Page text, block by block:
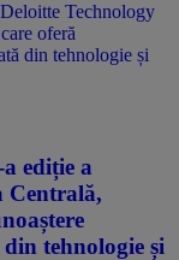
Technology
oferă
din tehnologie și
ediție a
Centrală,
tehnologie și